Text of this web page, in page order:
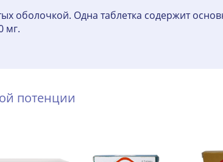
оболочкой. Одна таблетка содержит
мг.
потенции